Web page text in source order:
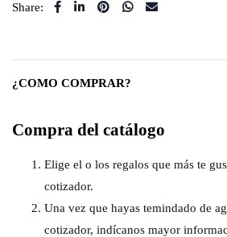
Share:
¿COMO COMPRAR?
Compra del catálogo
Elige el o los regalos que más te
cotizador.
Una vez que hayas temindado de
cotizador, indícanos mayor